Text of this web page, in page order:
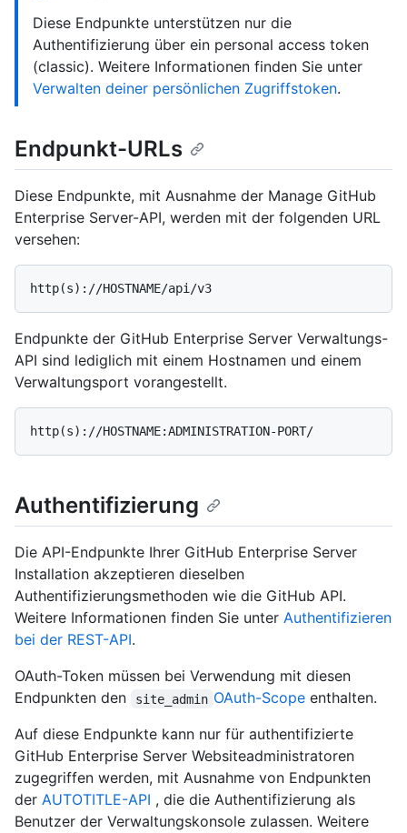
Diese Endpunkte unterstützen nur die
Authentifizierung über ein personal access token
(classic). Weitere Informationen finden Sie unter
Verwalten deiner persönlichen Zugriffstoken.
Endpunkt-URLs
Diese Endpunkte, mit Ausnahme der Manage GitHub
Enterprise Server-API, werden mit der folgenden URL
versehen:
Endpunkte der GitHub Enterprise Server Verwaltungs-
API sind lediglich mit einem Hostnamen und einem
Verwaltungsport vorangestellt.
Authentifizierung
Die API-Endpunkte Ihrer GitHub Enterprise Server
Installation akzeptieren dieselben
Authentifizierungsmethoden wie die GitHub API.
Weitere Informationen finden Sie unter Authentifizieren
bei der REST-API.
OAuth-Token müssen bei Verwendung mit diesen
Endpunkten den
site_admin OAuth-Scopeenthalten.
Auf diese Endpunkte kann nur für authentifizierte
GitHub Enterprise Server Websiteadministratoren
zugegriffen werden, mit Ausnahme von Endpunkten
der AUTOTITLE-API , die die Authentifizierung als
Benutzer der Verwaltungskonsole zulassen. Weitere